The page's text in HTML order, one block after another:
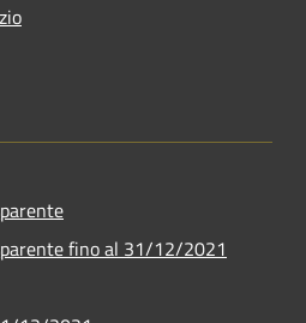
fino al 31/12/2021